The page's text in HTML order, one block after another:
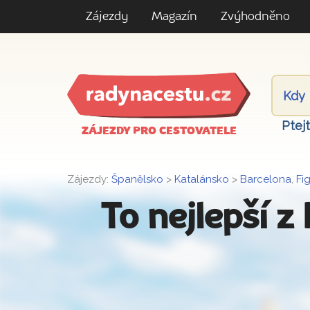
Zájezdy Magazín Zvýhodněno
ZÁJEZDY PRO CESTOVATELE
Zájezdy: Španělsko > Katalánsko > Barcelona,
To nejlepší z